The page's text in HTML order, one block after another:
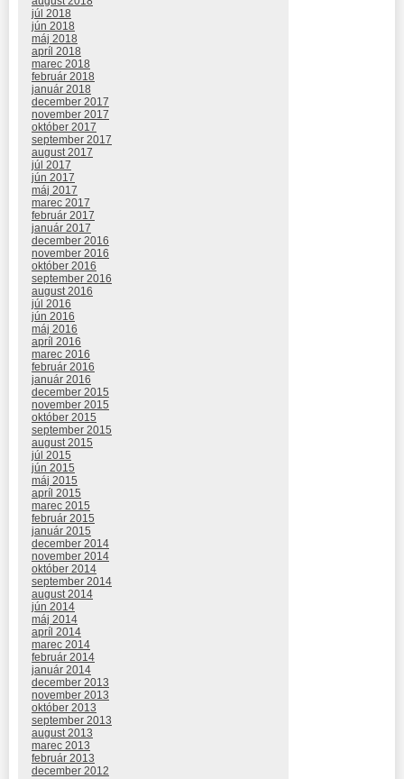
júl 2018
jún 2018
máj 2018
apríl 2018
marec 2018
február 2018
január 2018
december 2017
november 2017
október 2017
september 2017
august 2017
júl 2017
jún 2017
máj 2017
marec 2017
február 2017
január 2017
december 2016
november 2016
október 2016
september 2016
august 2016
júl 2016
jún 2016
máj 2016
apríl 2016
marec 2016
február 2016
január 2016
december 2015
november 2015
október 2015
september 2015
august 2015
júl 2015
jún 2015
máj 2015
apríl 2015
marec 2015
február 2015
január 2015
december 2014
november 2014
október 2014
september 2014
august 2014
jún 2014
máj 2014
apríl 2014
marec 2014
február 2014
január 2014
december 2013
november 2013
október 2013
september 2013
august 2013
marec 2013
február 2013
december 2012